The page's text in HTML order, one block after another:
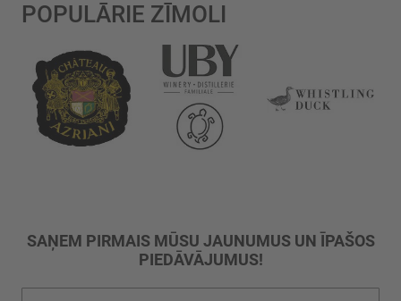
POPULĀRIE ZĪMOLI
SAŅEM PIRMAIS MŪSU JAUNUMUS UN ĪPAŠOS
PIEDĀVĀJUMUS!